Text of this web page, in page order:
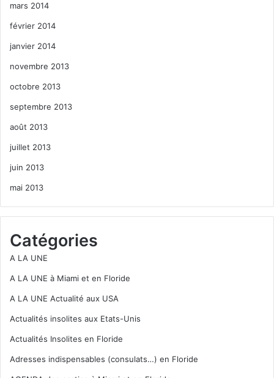
mars 2014
février 2014
janvier 2014
novembre 2013
octobre 2013
septembre 2013
août 2013
juillet 2013
juin 2013
mai 2013
Catégories
A LA UNE
A LA UNE à Miami et en Floride
A LA UNE Actualité aux USA
Actualités insolites aux Etats-Unis
Actualités Insolites en Floride
Adresses indispensables (consulats…) en Floride